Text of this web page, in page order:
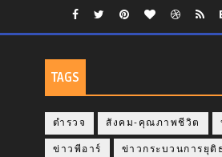
TAGS
ตำรวจ สังคม-คุณภาพชีวิต
ข่าวพีอาร์ ข่าวกระบวนการยุติ